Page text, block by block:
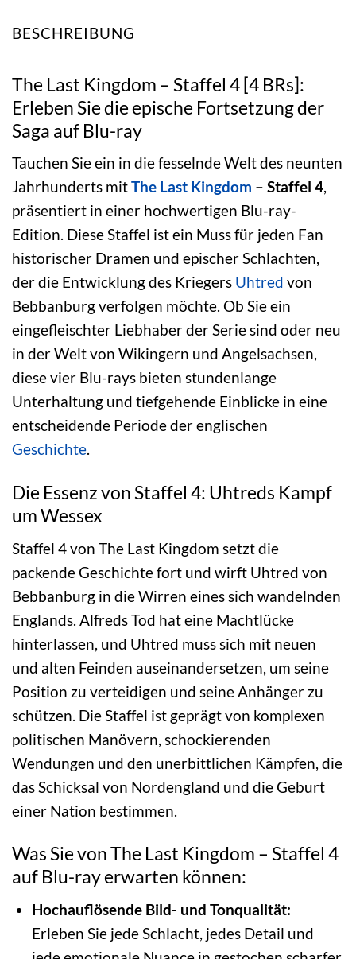
BESCHREIBUNG
The Last Kingdom – Staffel 4 [4 BRs]:
Erleben Sie die epische Fortsetzung der
Saga auf Blu-ray
Tauchen Sie ein in die fesselnde Welt des neunten
Jahrhunderts mitThe Last Kingdom – Staffel 4,
präsentiert in einer hochwertigen Blu-ray-
Edition. Diese Staffel ist ein Muss für jeden Fan
historischer Dramen und epischer Schlachten,
der die Entwicklung des Kriegers Uhtred von
Bebbanburg verfolgen möchte. Ob Sie ein
eingefleischter Liebhaber der Serie sind oder neu
in der Welt von Wikingern und Angelsachsen,
diese vier Blu-rays bieten stundenlange
Unterhaltung und tiefgehende Einblicke in eine
entscheidende Periode der englischen
Geschichte.
Die Essenz von Staffel 4: Uhtreds Kampf
um Wessex
Staffel 4 von The Last Kingdom setzt die
packende Geschichte fort und wirft Uhtred von
Bebbanburg in die Wirren eines sich wandelnden
Englands. Alfreds Tod hat eine Machtlücke
hinterlassen, und Uhtred muss sich mit neuen
und alten Feinden auseinandersetzen, um seine
Position zu verteidigen und seine Anhänger zu
schützen. Die Staffel ist geprägt von komplexen
politischen Manövern, schockierenden
Wendungen und den unerbittlichen Kämpfen, die
das Schicksal von Nordengland und die Geburt
einer Nation bestimmen.
Was Sie von The Last Kingdom – Staffel 4
auf Blu-ray erwarten können:
Hochauflösende Bild- und Tonqualität:
Erleben Sie jede Schlacht, jedes Detail und